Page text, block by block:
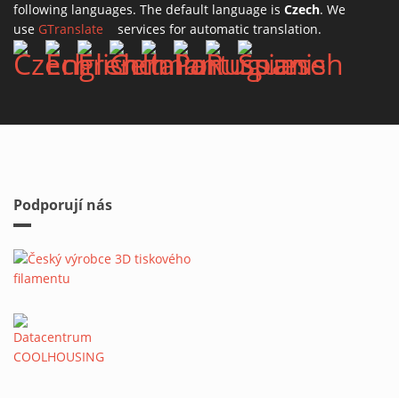
following languages. The default language is Czech. We
use GTranslate (link is external)
services for automatic translation.
Podporují nás